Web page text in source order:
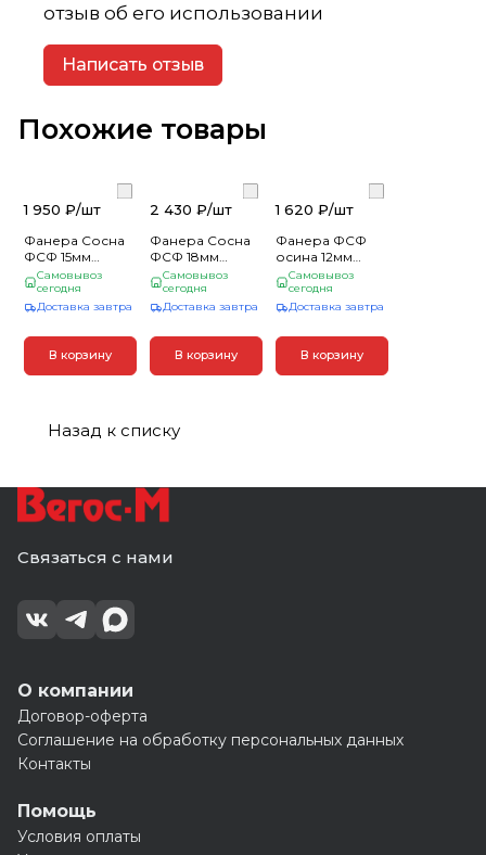
отзыв об его использовании
Написать отзыв
Похожие товары
1 950 ₽/шт
Фанера Сосна
ФСФ 15мм
1,22*2,44 SHOP
(26)
Самовывоз
сегодня
Доставка завтра
В корзину
2 430 ₽/шт
Фанера Сосна
ФСФ 18мм
1,22*2.44 сорт
1/3:3/3 (30)
Самовывоз
сегодня
Доставка завтра
В корзину
1 620 ₽/шт
Фанера ФСФ
осина 12мм
1.22*2.44 сорт 1/3
(33)
Самовывоз
сегодня
Доставка завтра
В корзину
Назад к списку
Связаться с нами
О компании
Договор-оферта
Соглашение на обработку персональных данных
Контакты
Помощь
Условия оплаты